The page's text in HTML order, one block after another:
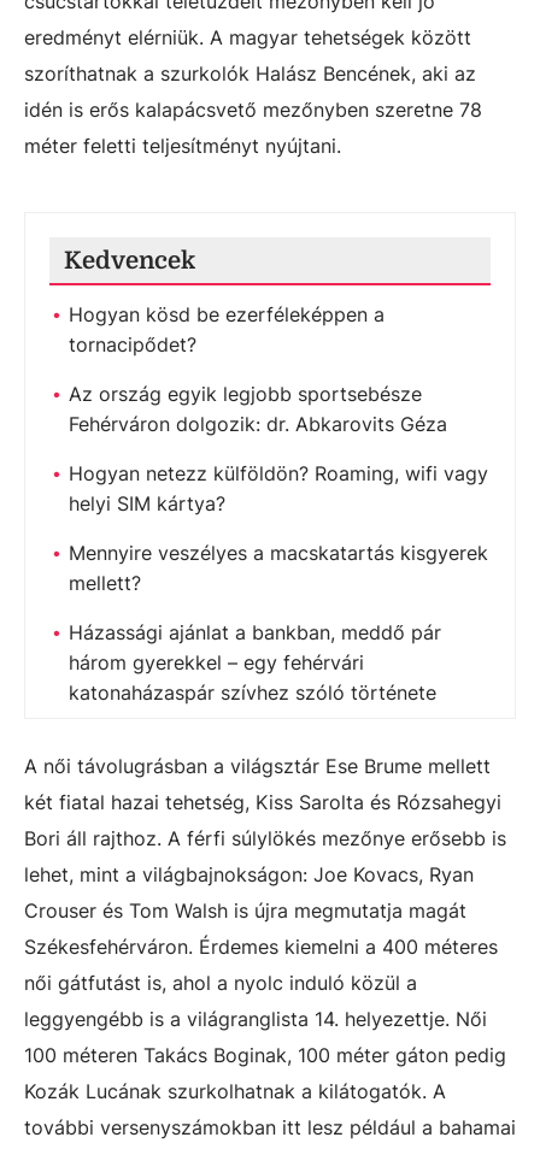
eredményt elérniük. A magyar tehetségek között
szoríthatnak a szurkolók Halász Bencének, aki az
idén is erős kalapácsvető mezőnyben szeretne 78
méter feletti teljesítményt nyújtani.
Kedvencek
Hogyan kösd be ezerféleképpen a
tornacipődet?
Az ország egyik legjobb sportsebésze
Fehérváron dolgozik: dr. Abkarovits Géza
Hogyan netezz külföldön? Roaming, wifi vagy
helyi SIM kártya?
Mennyire veszélyes a macskatartás kisgyerek
mellett?
Házassági ajánlat a bankban, meddő pár
három gyerekkel – egy fehérvári
katonaházaspár szívhez szóló története
A női távolugrásban a világsztár Ese Brume mellett
két fiatal hazai tehetség, Kiss Sarolta és Rózsahegyi
Bori áll rajthoz. A férfi súlylökés mezőnye erősebb is
lehet, mint a világbajnokságon: Joe Kovacs, Ryan
Crouser és Tom Walsh is újra megmutatja magát
Székesfehérváron. Érdemes kiemelni a 400 méteres
női gátfutást is, ahol a nyolc induló közül a
leggyengébb is a világranglista 14. helyezettje. Női
100 méteren Takács Boginak, 100 méter gáton pedig
Kozák Lucának szurkolhatnak a kilátogatók. A
további versenyszámokban itt lesz például a bahamai